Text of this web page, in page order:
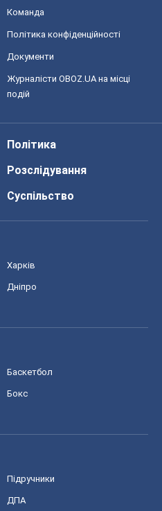
Команда
Політика конфіденційності
Документи
Журналісти OBOZ.UA на місці
подій
Політика
Розслідування
Суспільство
Харків
Дніпро
Баскетбол
Бокс
Підручники
ДПА